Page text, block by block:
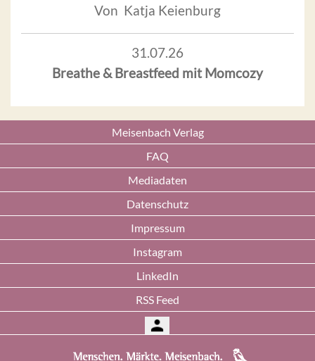
Von Katja Keienburg
31.07.26
Breathe & Breastfeed mit Momcozy
Meisenbach Verlag
FAQ
Mediadaten
Datenschutz
Impressum
Instagram
LinkedIn
RSS Feed